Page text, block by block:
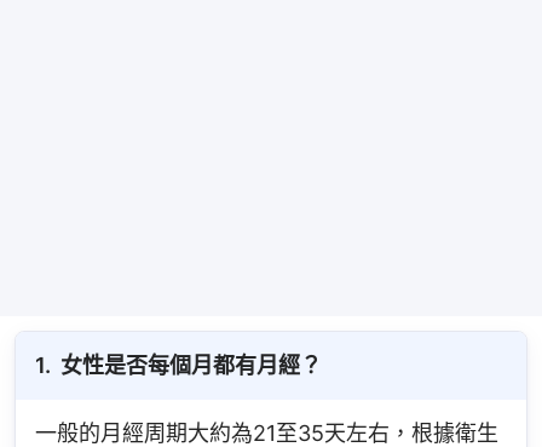
1.  女性是否每個月都有月經？
一般的月經周期大約為21至35天左右，根據衛生